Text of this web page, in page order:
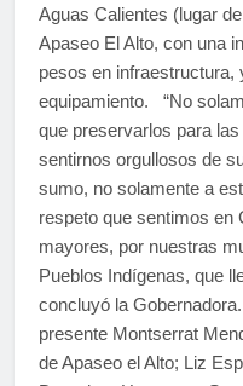
Aguas Calientes (lugar
Apaseo El Alto, con una
pesos en infraestructura,
equipamiento. “No
que preservarlos para
sentirnos orgullosos de
sumo, no solamente a
respeto que sentimos en
mayores, por nuestras
Pueblos Indígenas, que
concluyó la
presente Montserrat
de Apaseo el Alto; Liz